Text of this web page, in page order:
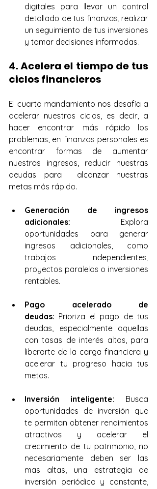
digitales para llevar un control
detallado de tus finanzas, realizar
un seguimiento de tus inversiones
y tomar decisiones informadas.
4. Acelera el tiempo de tus
ciclos financieros
El cuarto mandamiento nos desafía a
acelerar nuestros ciclos, es decir, a
hacer encontrar más rápido los
problemas, en finanzas personales es
encontrar formas de aumentar
nuestros ingresos, reducir nuestras
deudas para  alcanzar nuestras
metas más rápido.
Generación de ingresos
adicionales: Explora
oportunidades para generar
ingresos adicionales, como
trabajos independientes,
proyectos paralelos o inversiones
rentables.
Pago acelerado de
deudas: Prioriza el pago de tus
deudas, especialmente aquellas
con tasas de interés altas, para
liberarte de la carga financiera y
acelerar tu progreso hacia tus
metas.
Inversión inteligente: Busca
oportunidades de inversión que
te permitan obtener rendimientos
atractivos y acelerar el
crecimiento de tu patrimonio, no
necesariamente deben ser las
mas altas, una estrategia de
inversión periódica y constante,